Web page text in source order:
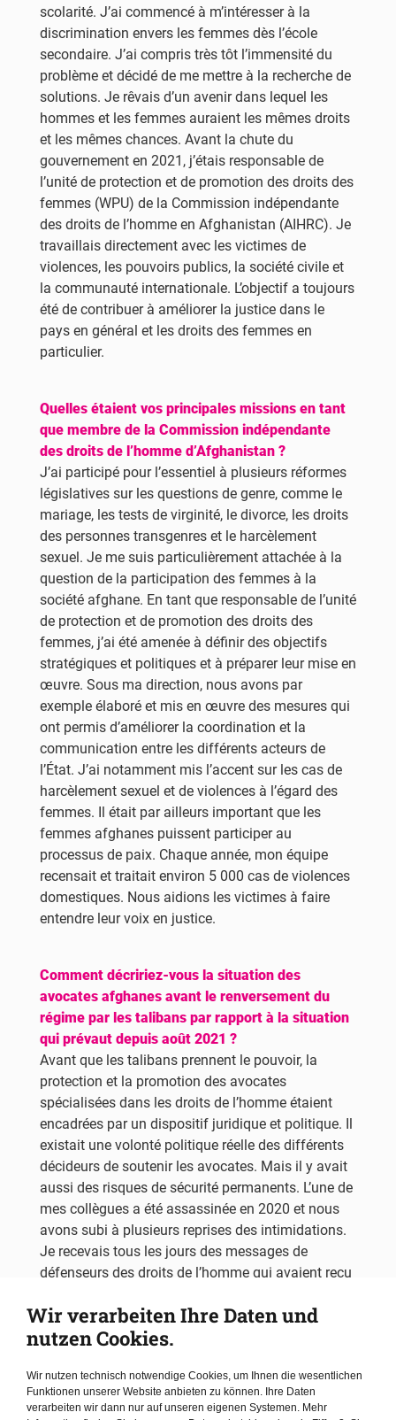
scolarité. J’ai commencé à m’intéresser à la
discrimination envers les femmes dès l’école
secondaire. J’ai compris très tôt l’immensité du
problème et décidé de me mettre à la recherche de
solutions. Je rêvais d’un avenir dans lequel les
hommes et les femmes auraient les mêmes droits
et les mêmes chances. Avant la chute du
gouvernement en 2021, j’étais responsable de
l’unité de protection et de promotion des droits des
femmes (WPU) de la Commission indépendante
des droits de l’homme en Afghanistan (AIHRC). Je
travaillais directement avec les victimes de
violences, les pouvoirs publics, la société civile et
la communauté internationale. L’objectif a toujours
été de contribuer à améliorer la justice dans le
pays en général et les droits des femmes en
particulier.
Quelles étaient vos principales missions en tant
que membre de la Commission indépendante
des droits de l’homme d’Afghanistan ?
J’ai participé pour l’essentiel à plusieurs réformes
législatives sur les questions de genre, comme le
mariage, les tests de virginité, le divorce, les droits
des personnes transgenres et le harcèlement
sexuel. Je me suis particulièrement attachée à la
question de la participation des femmes à la
société afghane. En tant que responsable de l’unité
de protection et de promotion des droits des
femmes, j’ai été amenée à définir des objectifs
stratégiques et politiques et à préparer leur mise en
œuvre. Sous ma direction, nous avons par
exemple élaboré et mis en œuvre des mesures qui
ont permis d’améliorer la coordination et la
communication entre les différents acteurs de
l’État. J’ai notamment mis l’accent sur les cas de
harcèlement sexuel et de violences à l’égard des
femmes. Il était par ailleurs important que les
femmes afghanes puissent participer au
processus de paix. Chaque année, mon équipe
recensait et traitait environ 5 000 cas de violences
domestiques. Nous aidions les victimes à faire
entendre leur voix en justice.
Comment décririez-vous la situation des
avocates afghanes avant le renversement du
régime par les talibans par rapport à la situation
qui prévaut depuis août 2021 ?
Avant que les talibans prennent le pouvoir, la
protection et la promotion des avocates
spécialisées dans les droits de l’homme étaient
encadrées par un dispositif juridique et politique. Il
existait une volonté politique réelle des différents
décideurs de soutenir les avocates. Mais il y avait
aussi des risques de sécurité permanents. L’une de
mes collègues a été assassinée en 2020 et nous
avons subi à plusieurs reprises des intimidations.
Je recevais tous les jours des messages de
défenseurs des droits de l’homme qui avaient reçu
guerre que des talibans. Toutefois, avant le
changement de régime de l’an dernier, même les
trouvaient encore des moyens de s’engager en
faveur des droits de l’homme. La situation a
Wir verarbeiten Ihre Daten und
nutzen Cookies.
Wir nutzen technisch notwendige Cookies, um Ihnen die wesentlichen
Funktionen unserer Website anbieten zu können. Ihre Daten
verarbeiten wir dann nur auf unseren eigenen Systemen. Mehr